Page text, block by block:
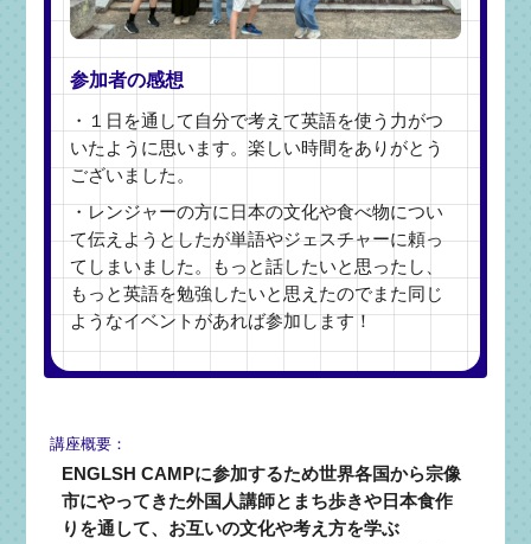
参加者の感想
・１日を通して自分で考えて英語を使う力がつ
いたように思います。楽しい時間をありがとう
ございました。
・レンジャーの方に日本の文化や食べ物につい
て伝えようとしたが単語やジェスチャーに頼っ
てしまいました。もっと話したいと思ったし、
もっと英語を勉強したいと思えたのでまた同じ
ようなイベントがあれば参加します！
講座概要：
ENGLSH CAMPに参加するため世界各国から宗像
市にやってきた外国人講師とまち歩きや日本食作
りを通して、お互いの文化や考え方を学ぶ